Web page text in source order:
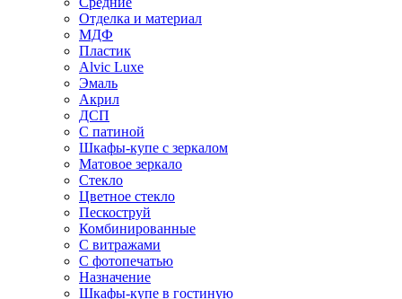
Отделка и материал
МДФ
Пластик
Alvic Luxe
Эмаль
Акрил
ДСП
С патиной
Шкафы-купе с зеркалом
Матовое зеркало
Стекло
Цветное стекло
Пескоструй
Комбинированные
С витражами
С фотопечатью
Назначение
Шкафы-купе в гостиную